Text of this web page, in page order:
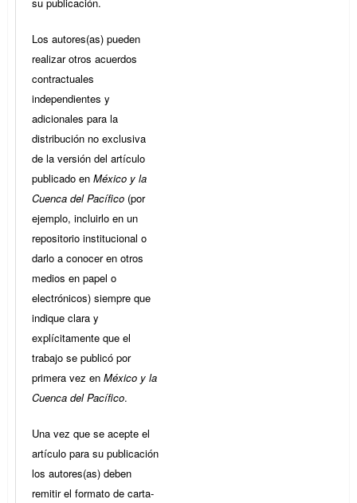
Los autores(as) pueden
realizar otros acuerdos
contractuales
independientes y
adicionales para la
distribución no exclusiva
de la versión del artículo
publicado en México y la
Cuenca del Pacífico (por
ejemplo, incluirlo en un
repositorio institucional o
darlo a conocer en otros
medios en papel o
electrónicos) siempre que
indique clara y
explícitamente que el
trabajo se publicó por
primera vez en México y la
Cuenca del Pacífico.
Una vez que se acepte el
artículo para su publicación
los autores(as) deben
remitir el formato de carta-